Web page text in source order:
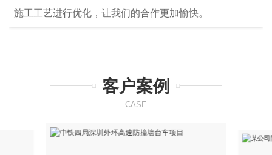
施工工艺进行优化，让我们的合作更加愉快。
客户案例
CASE